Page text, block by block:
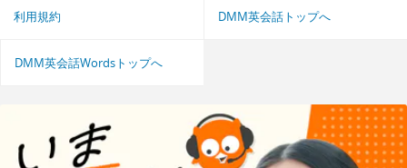
利用規約 DMM英会話トップへ
DMM英会話Wordsトップへ